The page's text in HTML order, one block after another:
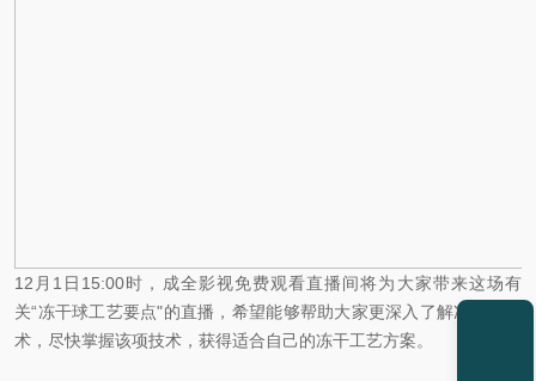
12月1日15:00时，成全影视免费观看直播间将为大家带来这场有
关“冻干球工艺要点"的直播，希望能够帮助大家更深入了解冻干球技
术，尽快掌握该项技术，获得适合自己的冻干工艺方案。